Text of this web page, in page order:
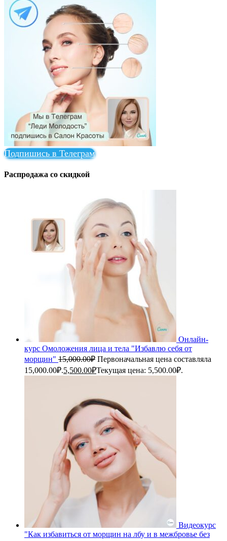
Подпишись в Телеграм
Распродажа со скидкой
Онлайн-
курс Омоложения лица и тела "Избавлю себя от
морщин" 15,000.00₽ Первоначальная цена составляла
15,000.00₽.5,500.00₽Текущая цена: 5,500.00₽.
Видеокурс
"Как избавиться от морщин на лбу и в межбровье без